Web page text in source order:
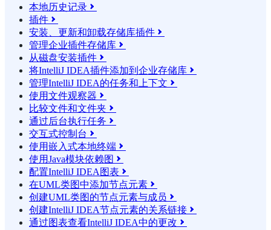
本地历史记录 
插件 
安装、更新和卸载存储库插件 
管理企业插件存储库 
从磁盘安装插件 
将IntelliJ IDEA插件添加到企业存储库 
管理IntelliJ IDEA的任务和上下文 
使用文件观察器 
比较文件和文件夹 
通过后台执行任务 
交互式控制台 
使用嵌入式本地终端 
使用Java模块依赖图 
配置IntelliJ IDEA图表 
在UML类图中添加节点元素 
创建UML类图的节点元素与成员 
创建IntelliJ IDEA节点元素的关系链接 
通过图表查看IntelliJ IDEA中的更改 